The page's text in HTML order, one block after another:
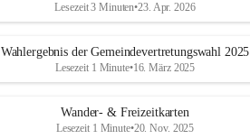
Lesezeit 3 Minuten•23. Apr. 2026
Wahlergebnis der Gemeindevertretungswahl 2025
Lesezeit 1 Minute•16. März 2025
Wander- & Freizeitkarten
Lesezeit 1 Minute•20. Nov. 2025